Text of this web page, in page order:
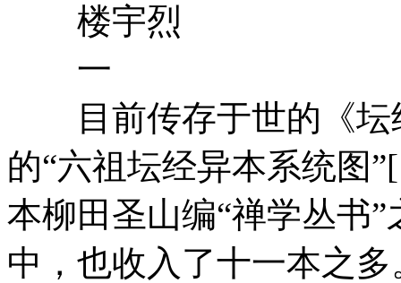
楼宇烈
一
目前传存于世的《坛
的“六祖坛经异本系统图
本柳田圣山编“禅学丛书
中，也收入了十一本之